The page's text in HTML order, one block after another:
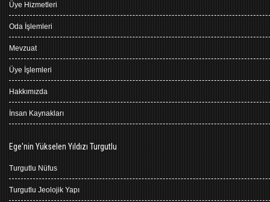
Üye Hizmetleri
Oda İşlemleri
Mevzuat
Üye İşlemleri
Hakkımızda
İnsan Kaynakları
Ege'nin Yükselen Yıldızı Turgutlu
Turgutlu Nüfus
Turgutlu Jeolojik Yapı